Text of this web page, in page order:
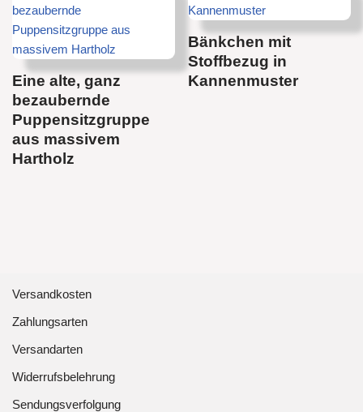
Eine alte, ganz
bezaubernde
Puppensitzgruppe
aus massivem
Hartholz
Bänkchen mit
Stoffbezug in
Kannenmuster
Versandkosten
Zahlungsarten
Versandarten
Widerrufsbelehrung
Sendungsverfolgung